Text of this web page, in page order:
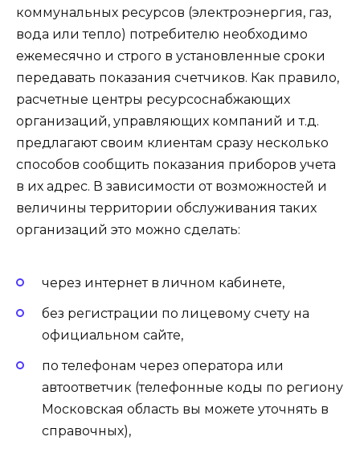
коммунальных ресурсов (электроэнергия, газ,
вода или тепло) потребителю необходимо
ежемесячно и строго в установленные сроки
передавать показания счетчиков. Как правило,
расчетные центры ресурсоснабжающих
организаций, управляющих компаний и т.д.
предлагают своим клиентам сразу несколько
способов сообщить показания приборов учета
в их адрес. В зависимости от возможностей и
величины территории обслуживания таких
организаций это можно сделать:
через интернет в личном кабинете,
без регистрации по лицевому счету на
официальном сайте,
по телефонам через оператора или
автоответчик (телефонные коды по региону
Московская область вы можете уточнять в
справочных),